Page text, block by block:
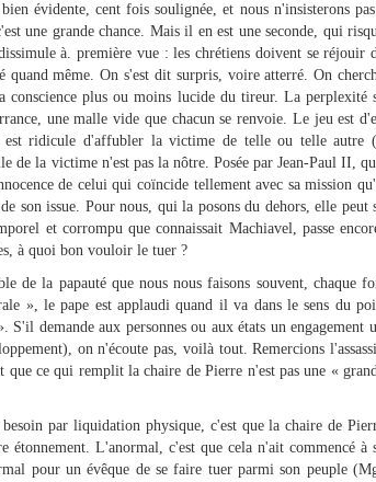
évidente, cent fois soulignée, et nous n'insisterons
une grande chance. Mais il en est une seconde, qui
à. première vue : les chrétiens doivent se réjouir
même. On s'est dit surpris, voire atterré. On
conscience plus ou moins lucide du tireur. La perplexité
une malle vide que chacun se renvoie. Le jeu est
ridicule d'affubler la victime de telle ou telle autre
de la victime n'est pas la nôtre. Posée par Jean-Paul II,
de celui qui coïncide tellement avec sa mission
son issue. Pour nous, qui la posons du dehors, elle peut
et corrompu que connaissait Machiavel, passe
à quoi bon vouloir le tuer ?
de la papauté que nous nous faisons souvent, chaque
», le pape est applaudi quand il va dans le sens du
demande aux personnes ou aux états un engagement
on n'écoute pas, voilà tout. Remercions
ce qui remplit la chaire de Pierre n'est pas une «
par liquidation physique, c'est que la chaire de
L'anormal, c'est que cela n'ait commencé à
pour un évêque de se faire tuer parmi son peuple